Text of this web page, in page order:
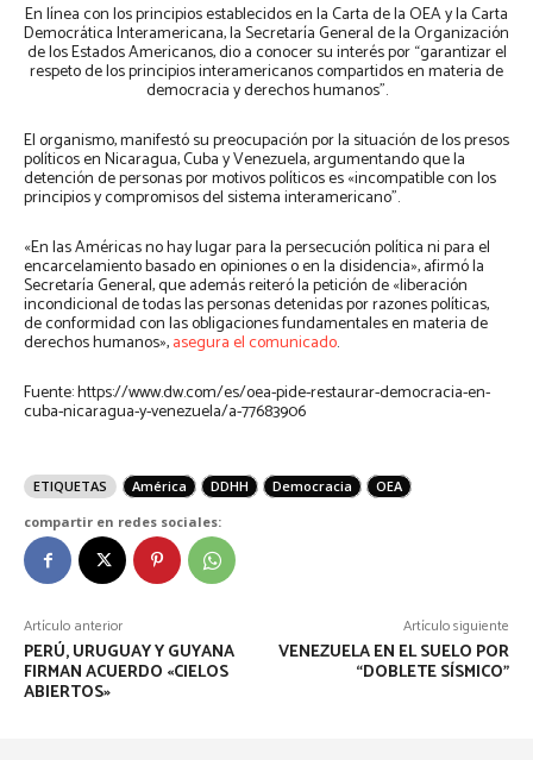
En línea con los principios establecidos en la Carta de la OEA y la Carta
Democrática Interamericana, la Secretaría General de la Organización
de los Estados Americanos, dio a conocer su interés por “garantizar el
respeto de los principios interamericanos compartidos en materia de
democracia y derechos humanos”.
El organismo, manifestó su preocupación por la situación de los presos
políticos en Nicaragua, Cuba y Venezuela, argumentando que la
detención de personas por motivos políticos es «incompatible con los
principios y compromisos del sistema interamericano”.
«En las Américas no hay lugar para la persecución política ni para el
encarcelamiento basado en opiniones o en la disidencia», afirmó la
Secretaría General, que además reiteró la petición de «liberación
incondicional de todas las personas detenidas por razones políticas,
de conformidad con las obligaciones fundamentales en materia de
derechos humanos»,asegura el comunicado.
Fuente: https://www.dw.com/es/oea-pide-restaurar-democracia-en-
cuba-nicaragua-y-venezuela/a-77683906
ETIQUETAS América DDHH Democracia
OEA
compartir en redes sociales:
Artículo anterior
PERÚ, URUGUAY Y GUYANA
FIRMAN ACUERDO «CIELOS
ABIERTOS»
Artículo siguiente
VENEZUELA EN EL SUELO POR
“DOBLETE SÍSMICO”